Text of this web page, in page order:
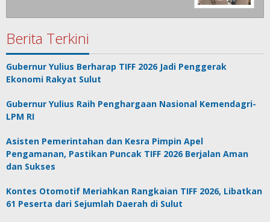
Berita Terkini
Gubernur Yulius Berharap TIFF 2026 Jadi Penggerak
Ekonomi Rakyat Sulut
Gubernur Yulius Raih Penghargaan Nasional Kemendagri-
LPM RI
Asisten Pemerintahan dan Kesra Pimpin Apel
Pengamanan, Pastikan Puncak TIFF 2026 Berjalan Aman
dan Sukses
Kontes Otomotif Meriahkan Rangkaian TIFF 2026, Libatkan
61 Peserta dari Sejumlah Daerah di Sulut